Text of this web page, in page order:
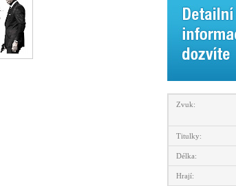
Zvuk:
Titulky:
Délka:
Hrají: